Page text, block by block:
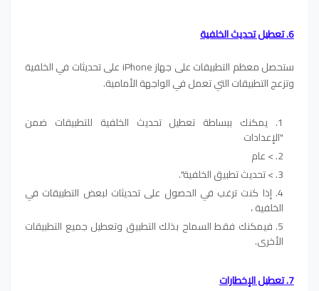
6. تعطيل تحديث الخلفية
ستحصل معظم التطبيقات على جهاز iPhone على تحديثات في الخلفية
وتزعج التطبيقات التي تعمل في الواجهة الأمامية.
يمكنك ببساطة تعطيل تحديث الخلفية للتطبيقات ضمن
"الإعدادات
> عام
> تحديث تطبيق الخلفية".
إذا كنت ترغب في الحصول على تحديثات لبعض التطبيقات في
الخلفية ،
فيمكنك فقط السماح بذلك التطبيق وتعطيل جميع التطبيقات
الأخرى.
7. تعطيل الإخطارات